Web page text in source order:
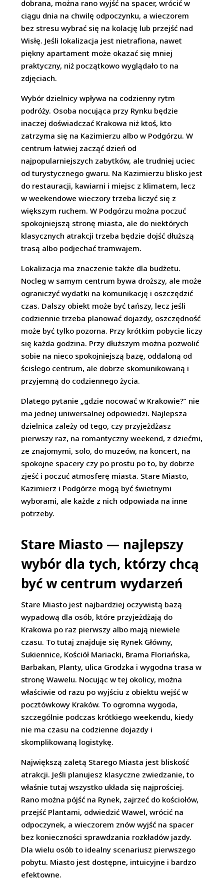
dobrana, można rano wyjść na spacer, wrócić w
ciągu dnia na chwilę odpoczynku, a wieczorem
bez stresu wybrać się na kolację lub przejść nad
Wisłę. Jeśli lokalizacja jest nietrafiona, nawet
piękny apartament może okazać się mniej
praktyczny, niż początkowo wyglądało to na
zdjęciach.
Wybór dzielnicy wpływa na codzienny rytm
podróży. Osoba nocująca przy Rynku będzie
inaczej doświadczać Krakowa niż ktoś, kto
zatrzyma się na Kazimierzu albo w Podgórzu. W
centrum łatwiej zacząć dzień od
najpopularniejszych zabytków, ale trudniej uciec
od turystycznego gwaru. Na Kazimierzu blisko jest
do restauracji, kawiarni i miejsc z klimatem, lecz
w weekendowe wieczory trzeba liczyć się z
większym ruchem. W Podgórzu można poczuć
spokojniejszą stronę miasta, ale do niektórych
klasycznych atrakcji trzeba będzie dojść dłuższą
trasą albo podjechać tramwajem.
Lokalizacja ma znaczenie także dla budżetu.
Nocleg w samym centrum bywa droższy, ale może
ograniczyć wydatki na komunikację i oszczędzić
czas. Dalszy obiekt może być tańszy, lecz jeśli
codziennie trzeba planować dojazdy, oszczędność
może być tylko pozorna. Przy krótkim pobycie liczy
się każda godzina. Przy dłuższym można pozwolić
sobie na nieco spokojniejszą bazę, oddaloną od
ścisłego centrum, ale dobrze skomunikowaną i
przyjemną do codziennego życia.
Dlatego pytanie „gdzie nocować w Krakowie?” nie
ma jednej uniwersalnej odpowiedzi. Najlepsza
dzielnica zależy od tego, czy przyjeżdżasz
pierwszy raz, na romantyczny weekend, z dziećmi,
ze znajomymi, solo, do muzeów, na koncert, na
spokojne spacery czy po prostu po to, by dobrze
zjeść i poczuć atmosferę miasta. Stare Miasto,
Kazimierz i Podgórze mogą być świetnymi
wyborami, ale każde z nich odpowiada na inne
potrzeby.
Stare Miasto — najlepszy
wybór dla tych, którzy chcą
być w centrum wydarzeń
Stare Miasto jest najbardziej oczywistą bazą
wypadową dla osób, które przyjeżdżają do
Krakowa po raz pierwszy albo mają niewiele
czasu. To tutaj znajduje się Rynek Główny,
Sukiennice, Kościół Mariacki, Brama Floriańska,
Barbakan, Planty, ulica Grodzka i wygodna trasa w
stronę Wawelu. Nocując w tej okolicy, można
właściwie od razu po wyjściu z obiektu wejść w
pocztówkowy Kraków. To ogromna wygoda,
szczególnie podczas krótkiego weekendu, kiedy
nie ma czasu na codzienne dojazdy i
skomplikowaną logistykę.
Największą zaletą Starego Miasta jest bliskość
atrakcji. Jeśli planujesz klasyczne zwiedzanie, to
właśnie tutaj wszystko układa się najprościej.
Rano można pójść na Rynek, zajrzeć do kościołów,
przejść Plantami, odwiedzić Wawel, wrócić na
odpoczynek, a wieczorem znów wyjść na spacer
bez konieczności sprawdzania rozkładów jazdy.
Dla wielu osób to idealny scenariusz pierwszego
pobytu. Miasto jest dostępne, intuicyjne i bardzo
efektowne.